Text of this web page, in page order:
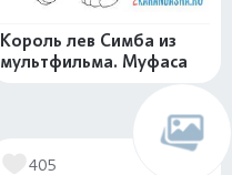
Король лев Симба из
мультфильма. Муфаса
405